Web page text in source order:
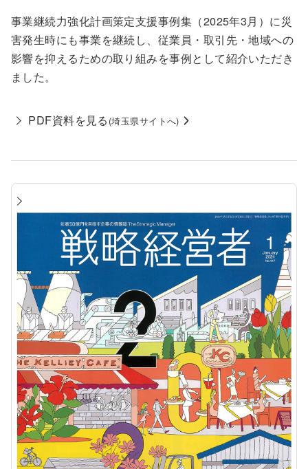
事業継続力強化計画策定支援事例集（2025年3月）に災
害発生時にも事業を継続し、従業員・取引先・地域への
影響を抑えるための取り組みを事例として紹介いただき
ました。
PDF資料を見る (埼玉県サイトへ)